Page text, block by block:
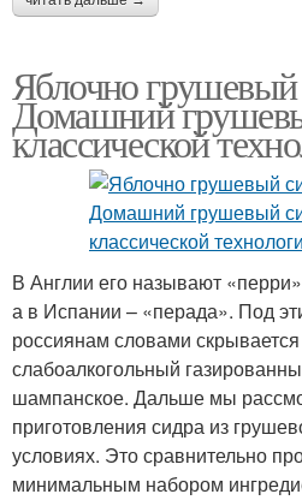
Яблочно грушевый
Домашний
классической
В Англии его называют
а в Испании – «перада». Под
россиянам словами
слабоалкогольный
шампанское. Дальше мы
приготовления сидра из
условиях. Это сравнительно
минимальным набором